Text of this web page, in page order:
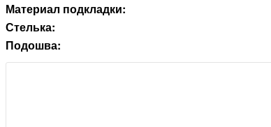
Материал подкладки:
Стелька:
Подошва: